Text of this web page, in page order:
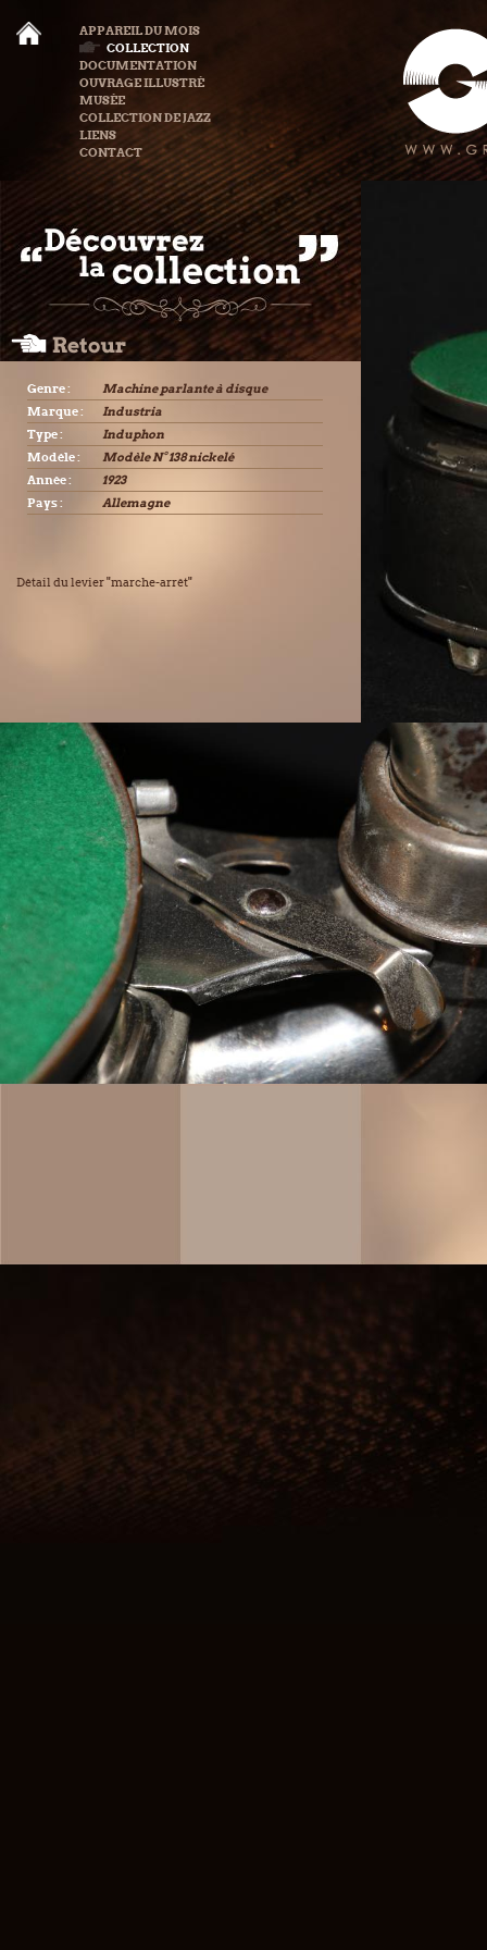
APPAREIL DU MOIS
COLLECTION
DOCUMENTATION
OUVRAGE ILLUSTRÉ
MUSÉE
COLLECTION DE JAZZ
LIENS
CONTACT
Genre :
Machine parlante à disque
Marque :
Industria
Type :
Induphon
Modèle :
Modèle N° 138 nickelé
Année :
1923
Pays :
Allemagne
Détail du levier "marche-arrêt"